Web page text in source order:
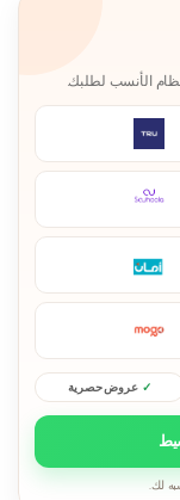
الأنسب لطلبك.
عروض حصرية
لك.